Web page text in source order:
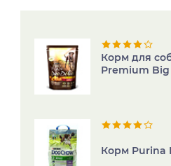
Корм для
Premium
Корм Purina